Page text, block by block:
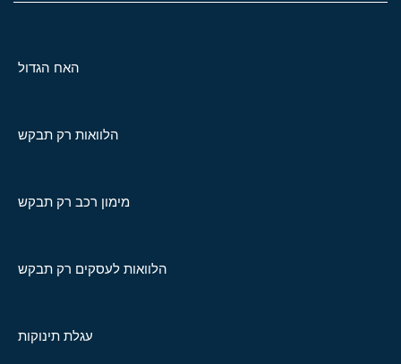
האח הגדול
הלוואות רק תבקש
מימון רכב רק תבקש
הלוואות לעסקים רק תבקש
עגלת תינוקות